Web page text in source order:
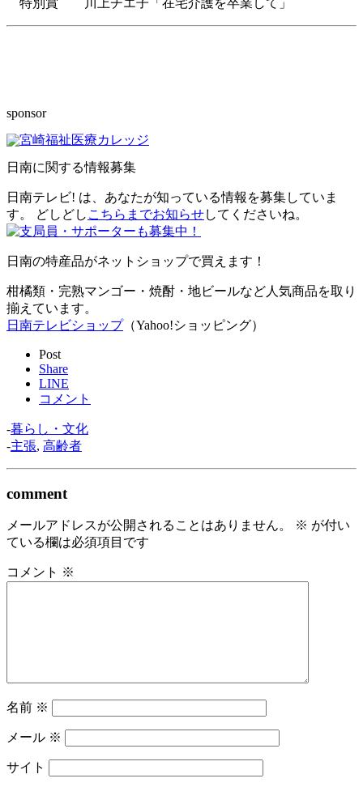
sponsor
日南に関する情報募集
日南テレビ! は、あなたが知っている情報を募集していま
す。 どしどし こちらまでお知らせしてくださいね。
日南の特産品がネットショップで買えます！
柑橘類・完熟マンゴー・焼酎・地ビールなど人気商品を取り
揃えています。
日南テレビショップ（Yahoo!ショッピング）
Post
Share
LINE
コメント
-暮らし・文化
-主張, 高齢者
comment
メールアドレスが公開されることはありません。 ※ が付い
ている欄は必須項目です
コメント ※
名前 ※
メール ※
サイト